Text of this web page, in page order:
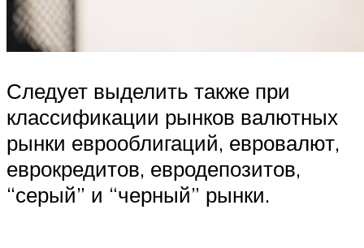
Следует выделить также при
классификации рынков валютных
рынки еврооблигаций, евровалют,
еврокредитов, евродепозитов,
“серый” и “черный” рынки.